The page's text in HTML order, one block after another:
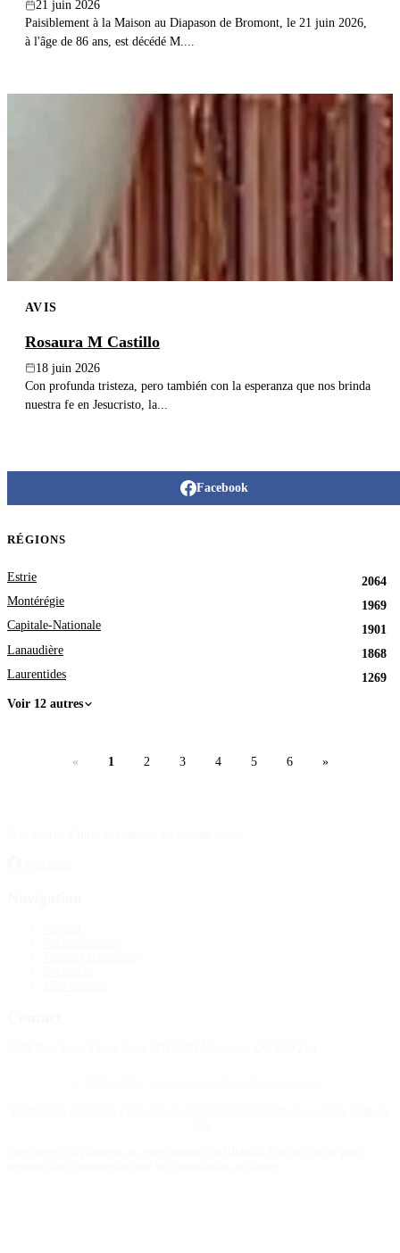
21 juin 2026
Paisiblement à la Maison au Diapason de Bromont, le 21 juin 2026,
à l'âge de 86 ans, est décédé M....
AVIS
Rosaura M Castillo
18 juin 2026
Con profunda tristeza, pero también con la esperanza que nos brinda
nuestra fe en Jesucristo, la...
Facebook
RÉGIONS
Estrie
2064
Montérégie
1969
Capitale-Nationale
1901
Lanaudière
1868
Laurentides
1269
Voir 12 autres
« 1 2 3 4 5 6 »